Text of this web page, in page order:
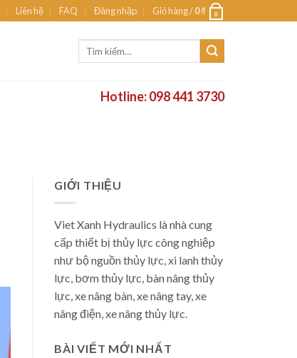
Liên hệ FAQ Đăng nhập Giỏ hàng /0₫ 0
Hotline: 098 441 3730
GIỚI THIỆU
Viet Xanh Hydraulics là nhà cung
cấp thiết bị thủy lực công nghiệp
như bộ nguồn thủy lực, xi lanh thủy
lực, bơm thủy lực, bàn nâng thủy
lực, xe nâng bàn, xe nâng tay, xe
nâng điện, xe nâng thủy lực.
BÀI VIẾT MỚI NHẤT